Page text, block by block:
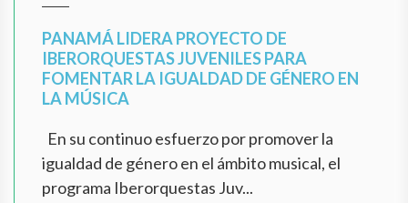
PANAMÁ LIDERA PROYECTO DE
IBERORQUESTAS JUVENILES PARA
FOMENTAR LA IGUALDAD DE GÉNERO EN
LA MÚSICA
En su continuo esfuerzo por promover la
igualdad de género en el ámbito musical, el
programa Iberorquestas Juv...